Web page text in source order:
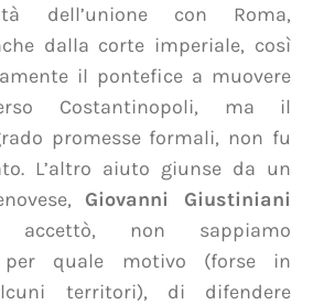
dell’unione con Roma,
dalla corte imperiale, così
il pontefice a muovere
Costantinopoli, ma il
promesse formali, non fu
L’altro aiuto giunse da un
Giovanni Giustiniani
non sappiamo
per quale motivo (forse in
territori), di difendere